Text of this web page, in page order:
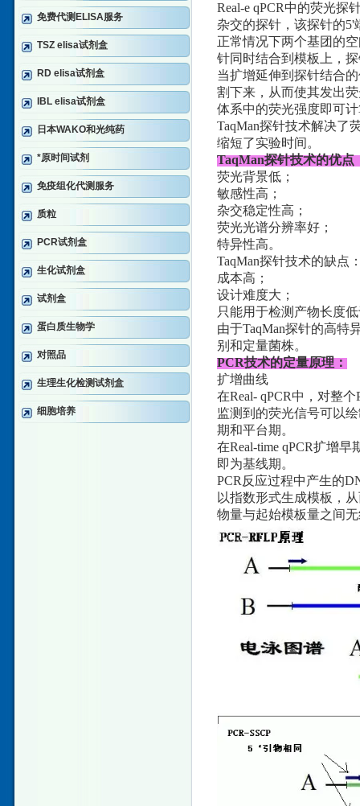
免费代测ELISA服务
TSZ elisa试剂盒
RD elisa试剂盒
IBL elisa试剂盒
日本WAKO和光纯药
*原时间试剂
免疫组化代测服务
质粒
PCR试剂盒
生化试剂盒
试剂盒
蛋白质生物学
对照品
生理生化检测试剂盒
细胞培养
Real-e qPCR中的荧光探
杂交的探针，该探针的5'
正常情况下两个基团的
针同时结合到模板上，
当扩增延伸到探针结合
割下来，从而使其发出
体系中的荧光强度即可
TaqMan探针技术解决了
缩短了实验时间。
TaqMan探针技术的优点
荧光背景低；
敏感性高；
杂交稳定性高；
荧光光谱分辨率好；
特异性高。
TaqMan探针技术的缺点
成本高；
设计难度大；
只能用于检测产物长度
由于TaqMan探针的高特
别和定量菌株。
PCR技术的定量原理：
扩增曲线
在Real- qPCR中，对整
监测到的荧光信号可以
期和平台期。
在Real-time qPCR扩增
即为基线期。
PCR反应过程中产生的
以指数形式生成模板，
物量与起始模板量之间